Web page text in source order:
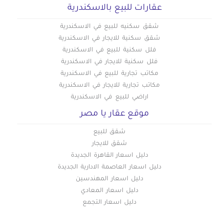
عقارات للبيع بالاسكندرية
شقق سكنيه للبيع في الاسكندرية
شقق سكنية للايجار في الاسكندرية
فلل سكنية للبيع في الاسكندرية
فلل سكنية للايجار في الاسكندرية
مكاتب تجارية للبيع في الاسكندرية
مكاتب تجارية للايجار في الاسكندرية
اراضي للبيع في الاسكندرية
موقع عقار يا مصر
شقق للبيع
شقق للايجار
دليل اسعار القاهرة الجديدة
دليل اسعار العاصمة الادارية الجديدة
دليل اسعار المهندسين
دليل اسعار المعادي
دليل اسعار التجمع